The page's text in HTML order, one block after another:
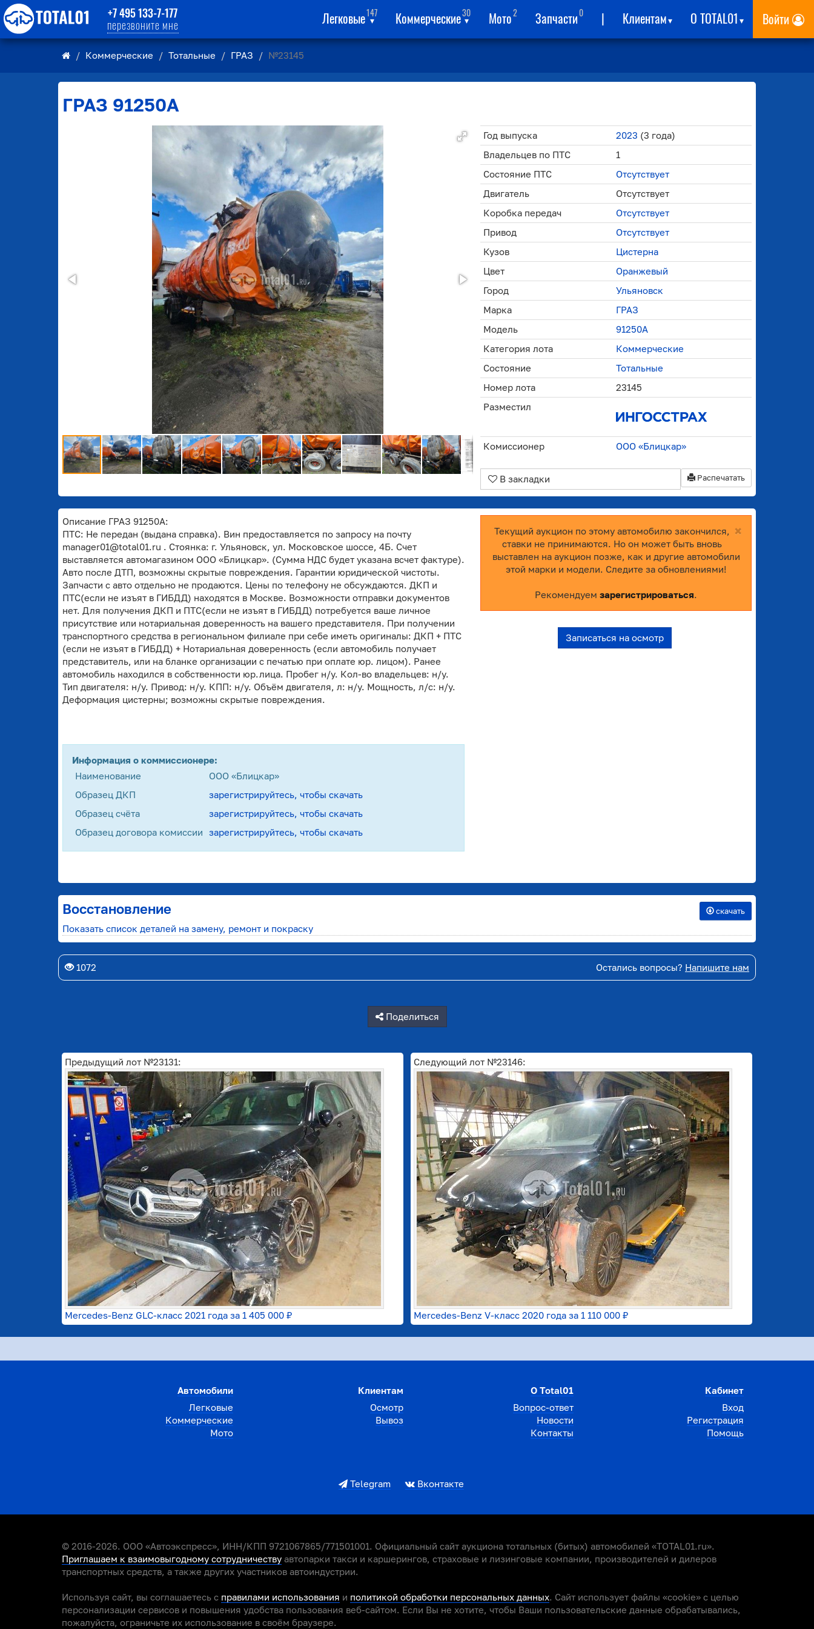
+7 495 133-7-177
перезвоните мне Легковые147
▾ Коммерческие30
▾ Мото2 Запчасти0 | Клиентам▾ О TOTAL01▾ Войти
Коммерческие Тотальные ГРАЗ №23145
ГРАЗ 91250A
Год выпуска 2023 (3 года)
Владельцев по ПТС
1
Состояние ПТС
Отсутствует
Двигатель
Отсутствует
Коробка передач
Отсутствует
Привод
Отсутствует
Кузов
Цистерна
Цвет
Оранжевый
Город
Ульяновск
Марка
ГРАЗ
Модель
91250A
Категория лота
Коммерческие
Состояние
Тотальные
Номер лота
23145
Разместил
Комиссионер ООО «Блицкар»
Распечатать
В закладки
Описание ГРАЗ 91250A:
ПТС: Не передан (выдана справка). Вин предоставляется по запросу на почту
manager01@total01.ru . Стоянка: г. Ульяновск, ул. Московское шоссе, 4Б. Счет
выставляется автомагазином ООО «Блицкар». (Сумма НДС будет указана всчет фактуре).
Авто после ДТП, возможны скрытые повреждения. Гарантии юридической чистоты.
Запчасти с авто отдельно не продаются. Цены по телефону не обсуждаются. ДКП и
ПТС(если не изъят в ГИБДД) находятся в Москве. Возможности отправки документов
нет. Для получения ДКП и ПТС(если не изъят в ГИБДД) потребуется ваше личное
присутствие или нотариальная доверенность на вашего представителя. При получении
транспортного средства в региональном филиале при себе иметь оригиналы: ДКП + ПТС
(если не изъят в ГИБДД) + Нотариальная доверенность (если автомобиль получает
представитель, или на бланке организации с печатью при оплате юр. лицом). Ранее
автомобиль находился в собственности юр.лица. Пробег н/у. Кол-во владельцев: н/у.
Тип двигателя: н/у. Привод: н/у. КПП: н/у. Объём двигателя, л: н/у. Мощность, л/c: н/у.
Деформация цистерны; возможны скрытые повреждения.
Информация о коммиссионере:
Наименование
ООО «Блицкар»
Образец ДКП
зарегистрируйтесь, чтобы скачать
Образец счёта
зарегистрируйтесь, чтобы скачать
Образец договора комиссии
зарегистрируйтесь, чтобы скачать
×
Текущий аукцион по этому автомобилю закончился,
ставки не принимаются. Но он может быть вновь
выставлен на аукцион позже, как и другие автомобили
этой марки и модели. Следите за обновлениями!
Рекомендуем зарегистрироваться
Записаться на осмотр
Восстановление скачать
Показать список деталей на замену, ремонт и покраску
1072 Остались вопросы? Напишите нам
Поделиться
Предыдущий лот №23131:
Mercedes-Benz GLC-класс 2021 года за 1 405 000 ₽
Следующий лот №23146:
Mercedes-Benz V-класс 2020 года за 1 110 000 ₽
Автомобили
Легковые
Коммерческие
Мото
Клиентам
Осмотр
Вывоз
О Total01
Вопрос-ответ
Новости
Контакты
Кабинет
Вход
Регистрация
Помощь
Telegram Вконтакте
© 2016-2026. ООО «Автоэкспресс», ИНН/КПП 9721067865/771501001. Официальный сайт аукциона тотальных (битых) автомобилей «TOTAL01.ru».
Приглашаем к взаимовыгодному сотрудничеству автопарки такси и каршерингов, страховые и лизинговые компании, производителей и дилеров
транспортных средств, а также других участников автоиндустрии.
Используя сайт, вы соглашаетесь с правилами использования и политикой обработки персональных данных. Сайт использует файлы «cookie» с целью
персонализации сервисов и повышения удобства пользования веб-сайтом. Если Вы не хотите, чтобы Ваши пользовательские данные обрабатывались,
пожалуйста, ограничьте их использование в своём браузере.